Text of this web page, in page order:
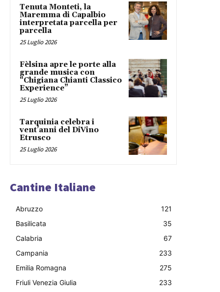
Tenuta Monteti, la
Maremma di Capalbio
interpretata parcella per
parcella
25 Luglio 2026
Fèlsina apre le porte alla
grande musica con
“Chigiana Chianti Classico
Experience”
25 Luglio 2026
Tarquinia celebra i
vent’anni del DiVino
Etrusco
25 Luglio 2026
Cantine Italiane
Abruzzo
121
Basilicata
35
Calabria
67
Campania
233
Emilia Romagna
275
Friuli Venezia Giulia
233